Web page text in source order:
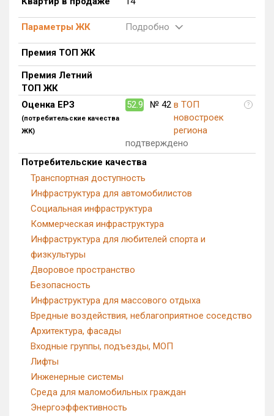
Многоквартирных домов
Блокированных домов
Домов с апартаментами
0 из 258
Поселков таунхаусов
Многоквартирных домов
Блокированных домов
0 из 175
Квартир, апартаментов,
блоков в БД
14 из 56 039
Параметры ЖК Подробно
Премия ТОП ЖК
Премия Летний
ТОП ЖК
Оценка ЕРЗ
(потребительские качества
ЖК)
52.9 № 42 в ТОП
новостроек
региона
?
подтверждено
Потребительские качества
Транспортная доступность
Инфраструктура для автомобилистов
Социальная инфраструктура
Коммерческая инфраструктура
Инфраструктура для любителей спорта и
физкультуры
Дворовое пространство
Безопасность
Инфраструктура для массового отдыха
Вредные воздействия, неблагоприятное соседство
Архитектура, фасады
Входные группы, подъезды, МОП
Лифты
Инженерные системы
Среда для маломобильных граждан
Энергоэффективность